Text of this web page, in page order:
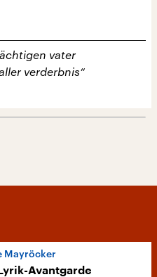
vater
verderbnis“
Mayröcker
Avantgarde